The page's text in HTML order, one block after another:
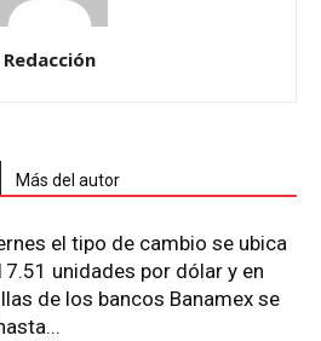
Redacción
Más del autor
el tipo de cambio se ubica
unidades por dólar y en
de los bancos Banamex se